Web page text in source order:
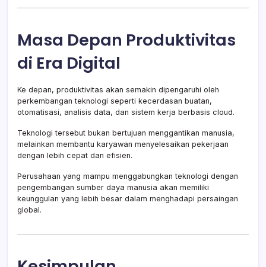
Masa Depan Produktivitas
di Era Digital
Ke depan, produktivitas akan semakin dipengaruhi oleh
perkembangan teknologi seperti kecerdasan buatan,
otomatisasi, analisis data, dan sistem kerja berbasis cloud.
Teknologi tersebut bukan bertujuan menggantikan manusia,
melainkan membantu karyawan menyelesaikan pekerjaan
dengan lebih cepat dan efisien.
Perusahaan yang mampu menggabungkan teknologi dengan
pengembangan sumber daya manusia akan memiliki
keunggulan yang lebih besar dalam menghadapi persaingan
global.